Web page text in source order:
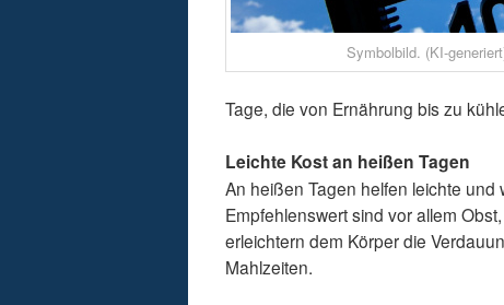
Symbolbild. (KI-
Tage, die von Ernährung bis zu
Leichte Kost an heißen Tagen
An heißen Tagen helfen leichte
Empfehlenswert sind vor allem
erleichtern dem Körper die
Mahlzeiten.